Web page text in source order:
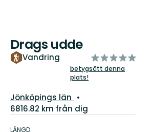
Drags udde
Vandring
av
5
betygsätt denna
plats!
Län:
Jönköpings län
6816.82 km från dig
LÄNGD